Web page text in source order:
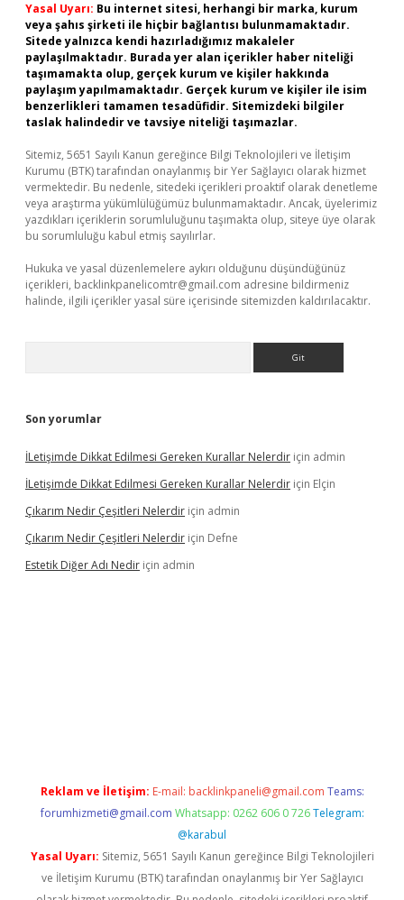
Yasal Uyarı: Bu internet sitesi, herhangi bir marka, kurum
veya şahıs şirketi ile hiçbir bağlantısı bulunmamaktadır.
Sitede yalnızca kendi hazırladığımız makaleler
paylaşılmaktadır. Burada yer alan içerikler haber niteliği
taşımamakta olup, gerçek kurum ve kişiler hakkında
paylaşım yapılmamaktadır. Gerçek kurum ve kişiler ile isim
benzerlikleri tamamen tesadüfidir. Sitemizdeki bilgiler
taslak halindedir ve tavsiye niteliği taşımazlar.
Sitemiz, 5651 Sayılı Kanun gereğince Bilgi Teknolojileri ve İletişim
Kurumu (BTK) tarafından onaylanmış bir Yer Sağlayıcı olarak hizmet
vermektedir. Bu nedenle, sitedeki içerikleri proaktif olarak denetleme
veya araştırma yükümlülüğümüz bulunmamaktadır. Ancak, üyelerimiz
yazdıkları içeriklerin sorumluluğunu taşımakta olup, siteye üye olarak
bu sorumluluğu kabul etmiş sayılırlar.
Hukuka ve yasal düzenlemelere aykırı olduğunu düşündüğünüz
içerikleri, backlinkpanelicomtr@gmail.com adresine bildirmeniz
halinde, ilgili içerikler yasal süre içerisinde sitemizden kaldırılacaktır.
Son yorumlar
İLetişimde Dikkat Edilmesi Gereken Kurallar Nelerdir için admin
İLetişimde Dikkat Edilmesi Gereken Kurallar Nelerdir için Elçin
Çıkarım Nedir Çeşitleri Nelerdir için admin
Çıkarım Nedir Çeşitleri Nelerdir için Defne
Estetik Diğer Adı Nedir için admin
Reklam ve İletişim: E-mail: backlinkpaneli@gmail.com Teams:
forumhizmeti@gmail.com Whatsapp: 0262 606 0 726 Telegram:
@karabul
Yasal Uyarı: Sitemiz, 5651 Sayılı Kanun gereğince Bilgi Teknolojileri
ve İletişim Kurumu (BTK) tarafından onaylanmış bir Yer Sağlayıcı